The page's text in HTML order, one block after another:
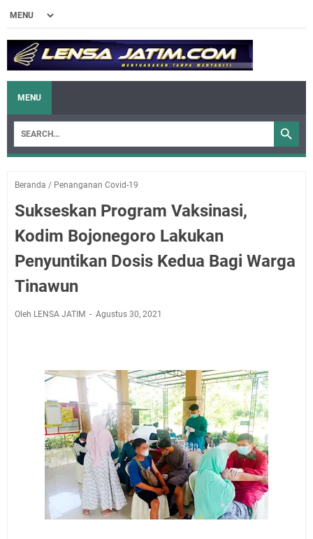
MENU
Beranda / Penanganan Covid-19
Sukseskan Program Vaksinasi,
Kodim Bojonegoro Lakukan
Penyuntikan Dosis Kedua Bagi Warga
Tinawun
Oleh LENSA JATIM Agustus 30, 2021